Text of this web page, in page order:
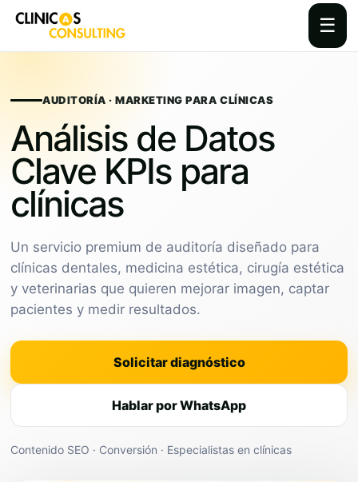
☰
contentAUDITORÍA · MARKETING PARA CLÍNICAS
Análisis de Datos
Clave KPIs para
clínicas
Un servicio premium de auditoría diseñado para
clínicas dentales, medicina estética, cirugía estética
y veterinarias que quieren mejorar imagen, captar
pacientes y medir resultados.
Solicitar diagnóstico
Hablar por WhatsApp
Contenido SEO · Conversión · Especialistas en clínicas